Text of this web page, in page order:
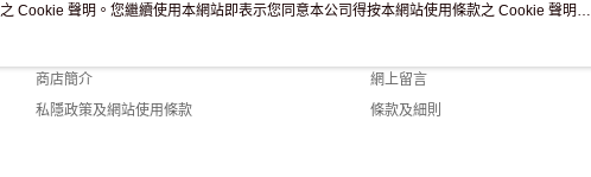
關於我們
商店簡介
私隱政策及網站使用條款
客戶服務
網上留言
條款及細則
Cookie 聲明。您繼續使用本網站即表示您同意本公司得按本網站使用條款之 Cookie 聲明使